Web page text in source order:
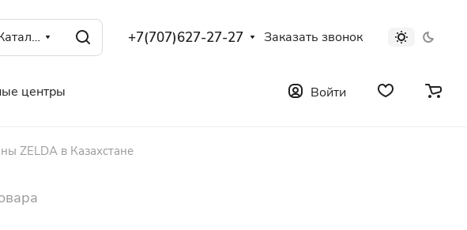
Каталог +7(707)627-27-27 Заказать звонок
центры Войти
ZELDA в Казахстане